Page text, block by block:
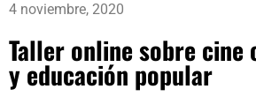
4 noviembre, 2020
Taller online sobre cine
y educación popular